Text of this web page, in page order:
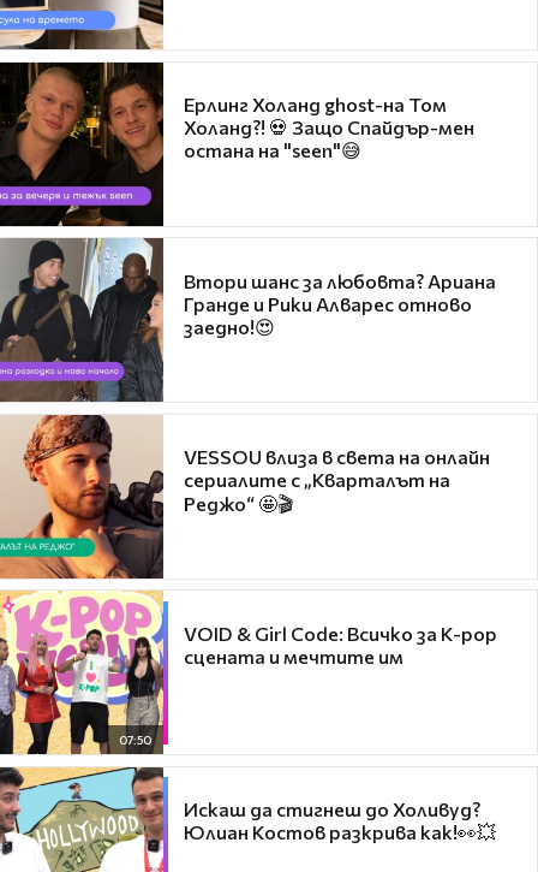
Ерлинг Холанд ghost-на Том
Холанд?! 💀 Защо Спайдър-мен
остана на "seen"😅
Втори шанс за любовта? Ариана
Гранде и Рики Алварес отново
заедно!😍
VESSOU влиза в света на онлайн
сериалите с „Кварталът на
Реджо“ 🤩🎬
07:50
VOID & Girl Code: Всичко за K-pop
сцената и мечтите им
Искаш да стигнеш до Холивуд?
Юлиан Костов разкрива как!👀💥